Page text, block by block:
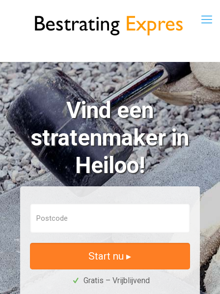
Vind een
stratenmaker in
Heiloo!
Start nu ▸
Gratis – Vrijblijvend